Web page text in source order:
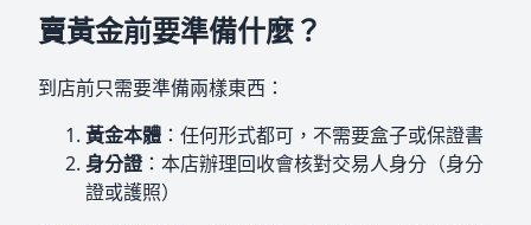
賣黃金前要準備什麼？
到店前只需要準備兩樣東西：
黃金本體 ：任何形式都可，不需要盒子或保證書
身分證 ：本店辦理回收會核對交易人身分（身分
證或護照）